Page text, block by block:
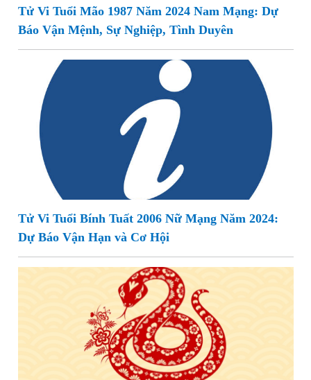
Tử Vi Tuổi Mão 1987 Năm 2024 Nam Mạng: Dự
Báo Vận Mệnh, Sự Nghiệp, Tình Duyên
Tử Vi Tuổi Bính Tuất 2006 Nữ Mạng Năm 2024:
Dự Báo Vận Hạn và Cơ Hội